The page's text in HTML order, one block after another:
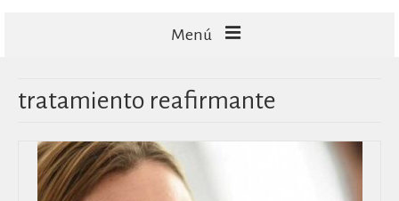
Menú
CAPILARES
TECNOLOGÍA
tratamiento reafirmante